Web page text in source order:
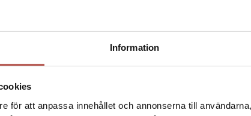
Information
för att anpassa innehållet och annonserna till
TIL MENNESKET OG NATUREN